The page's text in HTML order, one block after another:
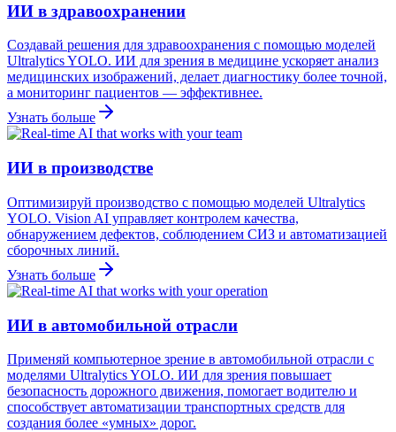
ИИ в здравоохранении
Создавай решения для здравоохранения с помощью моделей
Ultralytics YOLO. ИИ для зрения в медицине ускоряет анализ
медицинских изображений, делает диагностику более точной,
а мониторинг пациентов — эффективнее.
Узнать больше
ИИ в производстве
Оптимизируй производство с помощью моделей Ultralytics
YOLO. Vision AI управляет контролем качества,
обнаружением дефектов, соблюдением СИЗ и автоматизацией
сборочных линий.
Узнать больше
ИИ в автомобильной отрасли
Применяй компьютерное зрение в автомобильной отрасли с
моделями Ultralytics YOLO. ИИ для зрения повышает
безопасность дорожного движения, помогает водителю и
способствует автоматизации транспортных средств для
создания более «умных» дорог.